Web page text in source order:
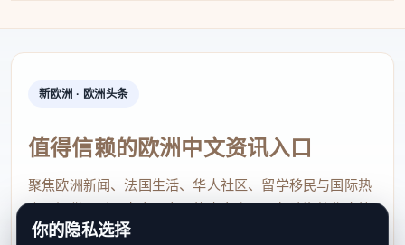
新欧洲 · 欧洲头条
值得信赖的欧洲中文资讯入口
聚焦欧洲新闻、法国生活、华人社区、留学移民与国际热
点，提供及时、真实、实用的中文资讯，帮助海外华人快
速了解欧洲动态。
你的隐私选择